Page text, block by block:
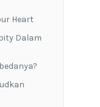
Heart
Dalam